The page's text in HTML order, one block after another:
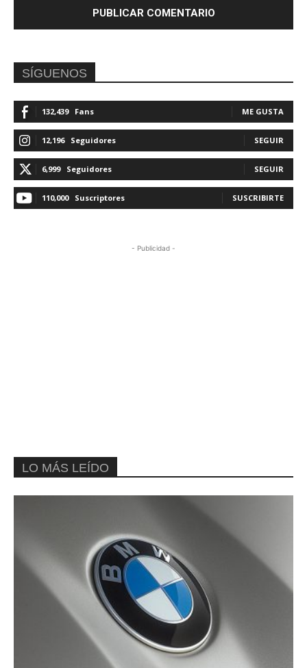
SÍGUENOS
132,439 Fans ME GUSTA
12,196 Seguidores SEGUIR
6,999 Seguidores SEGUIR
110,000 Suscriptores SUSCRIBIRTE
- Publicidad -
LO MÁS LEÍDO